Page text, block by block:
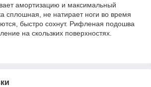
амортизацию и максимальный
сплошная, не натирает ноги во время
быстро сохнут. Рифленая подошва
на скользких поверхностях.